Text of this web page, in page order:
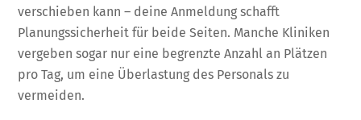
verschieben kann – deine Anmeldung schafft
Planungssicherheit für beide Seiten. Manche Kliniken
vergeben sogar nur eine begrenzte Anzahl an Plätzen
pro Tag, um eine Überlastung des Personals zu
vermeiden.